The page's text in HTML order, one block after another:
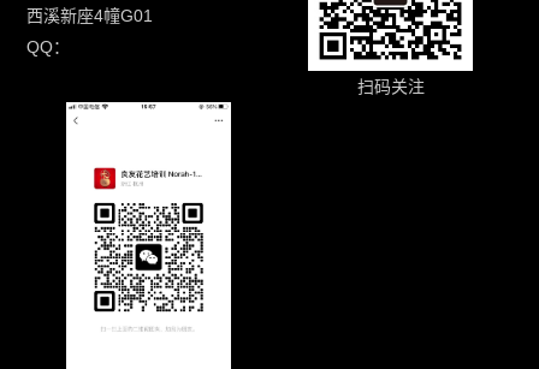
西溪新座4幢G01
QQ：
扫码关注